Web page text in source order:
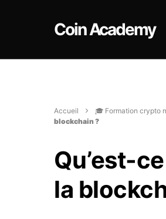
Coin Academy
Accueil 🎓 Formation crypto
blockchain ?
Qu’est-
la